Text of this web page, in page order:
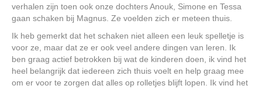
verhalen zijn toen ook onze dochters Anouk, Simone en Tessa
gaan schaken bij Magnus. Ze voelden zich er meteen thuis.
Ik heb gemerkt dat het schaken niet alleen een leuk spelletje is
voor ze, maar dat ze er ook veel andere dingen van leren. Ik
ben graag actief betrokken bij wat de kinderen doen, ik vind het
heel belangrijk dat iedereen zich thuis voelt en help graag mee
om er voor te zorgen dat alles op rolletjes blijft lopen. Ik vind het